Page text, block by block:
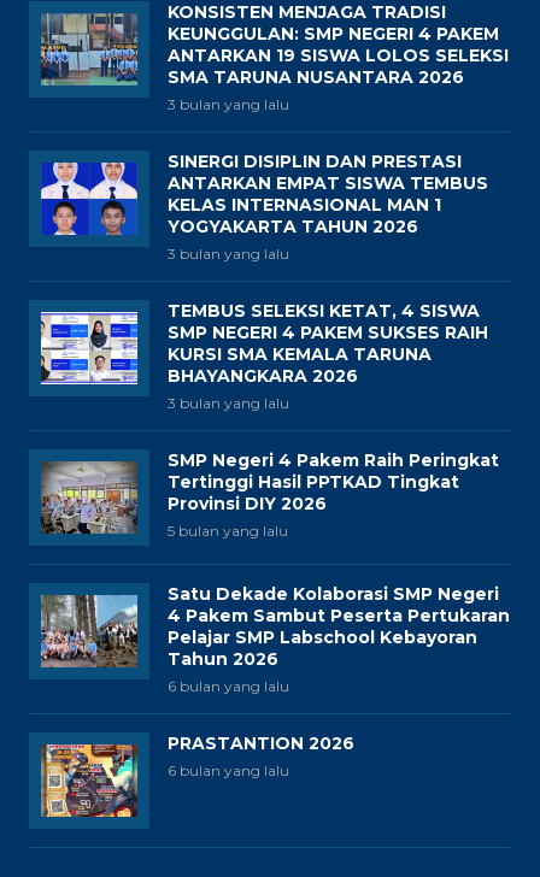
KONSISTEN MENJAGA TRADISI
KEUNGGULAN: SMP NEGERI 4 PAKEM
ANTARKAN 19 SISWA LOLOS SELEKSI
SMA TARUNA NUSANTARA 2026
3 bulan yang lalu
SINERGI DISIPLIN DAN PRESTASI
ANTARKAN EMPAT SISWA TEMBUS
KELAS INTERNASIONAL MAN 1
YOGYAKARTA TAHUN 2026
3 bulan yang lalu
TEMBUS SELEKSI KETAT, 4 SISWA
SMP NEGERI 4 PAKEM SUKSES RAIH
KURSI SMA KEMALA TARUNA
BHAYANGKARA 2026
3 bulan yang lalu
SMP Negeri 4 Pakem Raih Peringkat
Tertinggi Hasil PPTKAD Tingkat
Provinsi DIY 2026
5 bulan yang lalu
Satu Dekade Kolaborasi SMP Negeri
4 Pakem Sambut Peserta Pertukaran
Pelajar SMP Labschool Kebayoran
Tahun 2026
6 bulan yang lalu
PRASTANTION 2026
6 bulan yang lalu